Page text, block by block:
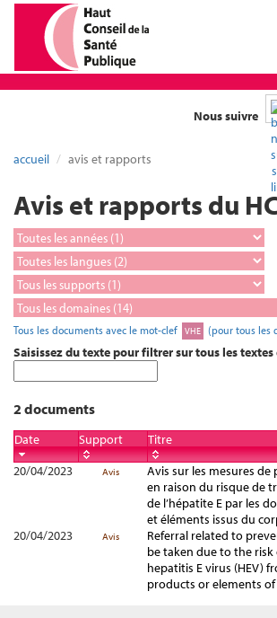
Nous suivre
accueil avis et rapports
Avis et rapports du
Tous les documents avec le mot-clef VHE (pour tous les
Saisissez du texte pour filtrer sur tous les
2 documents
Date Support
Titre
20/04/2023
Avis
Avis sur les mesures
en raison du risque de
de l’hépatite E par les
et éléments issus du
20/04/2023
Avis
Referral related to
be taken due to the
hepatitis E virus (HEV)
products or elements